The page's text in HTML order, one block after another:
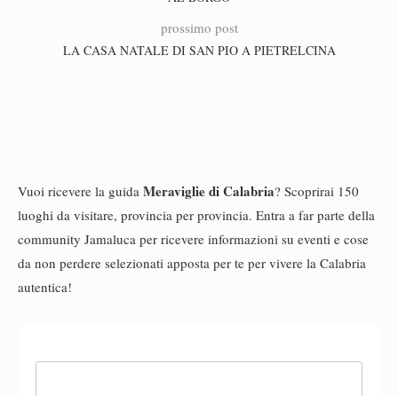
prossimo post
LA CASA NATALE DI SAN PIO A PIETRELCINA
Vuoi ricevere la guida Meraviglie di Calabria? Scoprirai 150
luoghi da visitare, provincia per provincia. Entra a far parte della
community Jamaluca per ricevere informazioni su eventi e cose
da non perdere selezionati apposta per te per vivere la Calabria
autentica!